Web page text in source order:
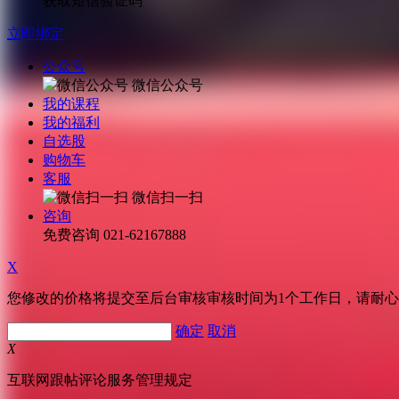
立即绑定
公众号
微信公众号
我的课程
我的福利
自选股
购物车
客服
微信扫一扫
咨询
免费咨询 021-62167888
X
您修改的价格将提交至后台审核审核时间为1个工作日，请耐
确定 取消
X
互联网跟帖评论服务管理规定